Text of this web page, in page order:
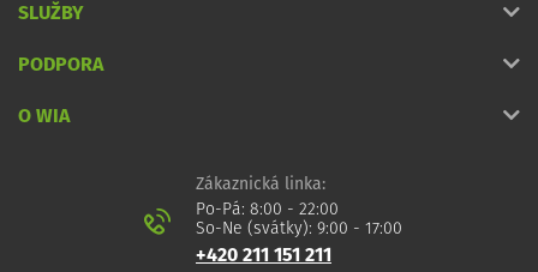
SLUŽBY
PODPORA
O WIA
Zákaznická linka:
Po-Pá: 8:00 - 22:00
So-Ne (svátky): 9:00 - 17:00
+420 211 151 211